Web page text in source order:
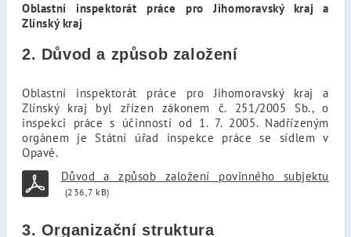
Oblastní inspektorát práce pro Jihomoravský kraj a
Zlínský kraj
2. Důvod a způsob založení
Oblastní inspektorát práce pro Jihomoravský kraj a
Zlínský kraj byl zřízen zákonem č. 251/2005 Sb., o
inspekci práce s účinností od 1. 7. 2005. Nadřízeným
orgánem je Státní úřad inspekce práce se sídlem v
Opavě.
Důvod a způsob založení povinného subjektu
(236,7 kB)
3. Organizační struktura